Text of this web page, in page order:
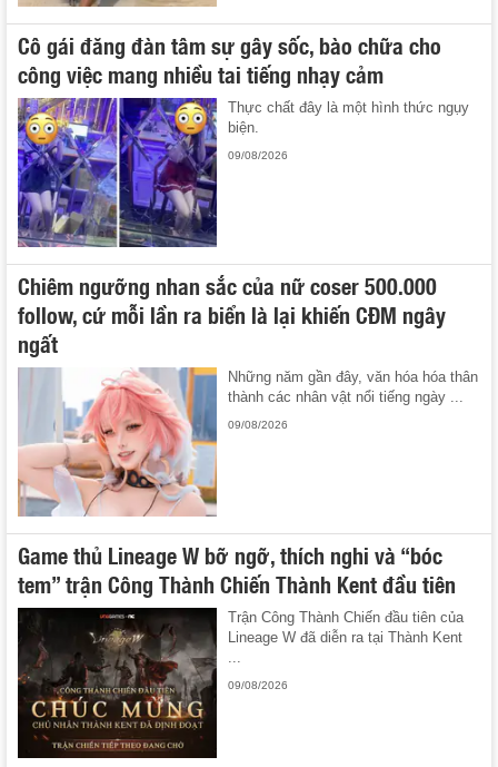
Cô gái đăng đàn tâm sự gây sốc, bào chữa cho
công việc mang nhiều tai tiếng nhạy cảm
Thực chất đây là một hình thức ngụy
biện.
09/08/2026
Chiêm ngưỡng nhan sắc của nữ coser 500.000
follow, cứ mỗi lần ra biển là lại khiến CĐM ngây
ngất
Những năm gần đây, văn hóa hóa thân
thành các nhân vật nổi tiếng ngày ...
09/08/2026
Game thủ Lineage W bỡ ngỡ, thích nghi và “bóc
tem” trận Công Thành Chiến Thành Kent đầu tiên
Trận Công Thành Chiến đầu tiên của
Lineage W đã diễn ra tại Thành Kent
...
09/08/2026